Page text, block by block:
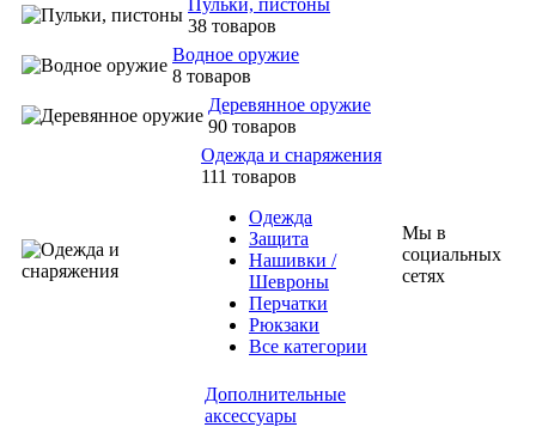
Пульки, пистоны
38 товаров
Водное оружие
8 товаров
Деревянное оружие
90 товаров
Одежда и снаряжения
111 товаров
Одежда
Защита
Нашивки /
Шевроны
Перчатки
Рюкзаки
Все категории
Дополнительные
аксессуары
Мы в
социальных
сетях